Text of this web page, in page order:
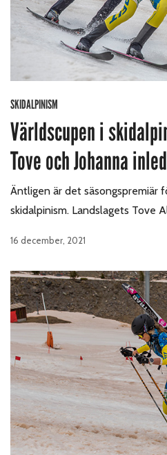
SKIDALPINISM
Världscupen i
Tove och Johanna
Äntligen är det säsongspremiär
skidalpinism. Landslagets Tove
16 december, 2021